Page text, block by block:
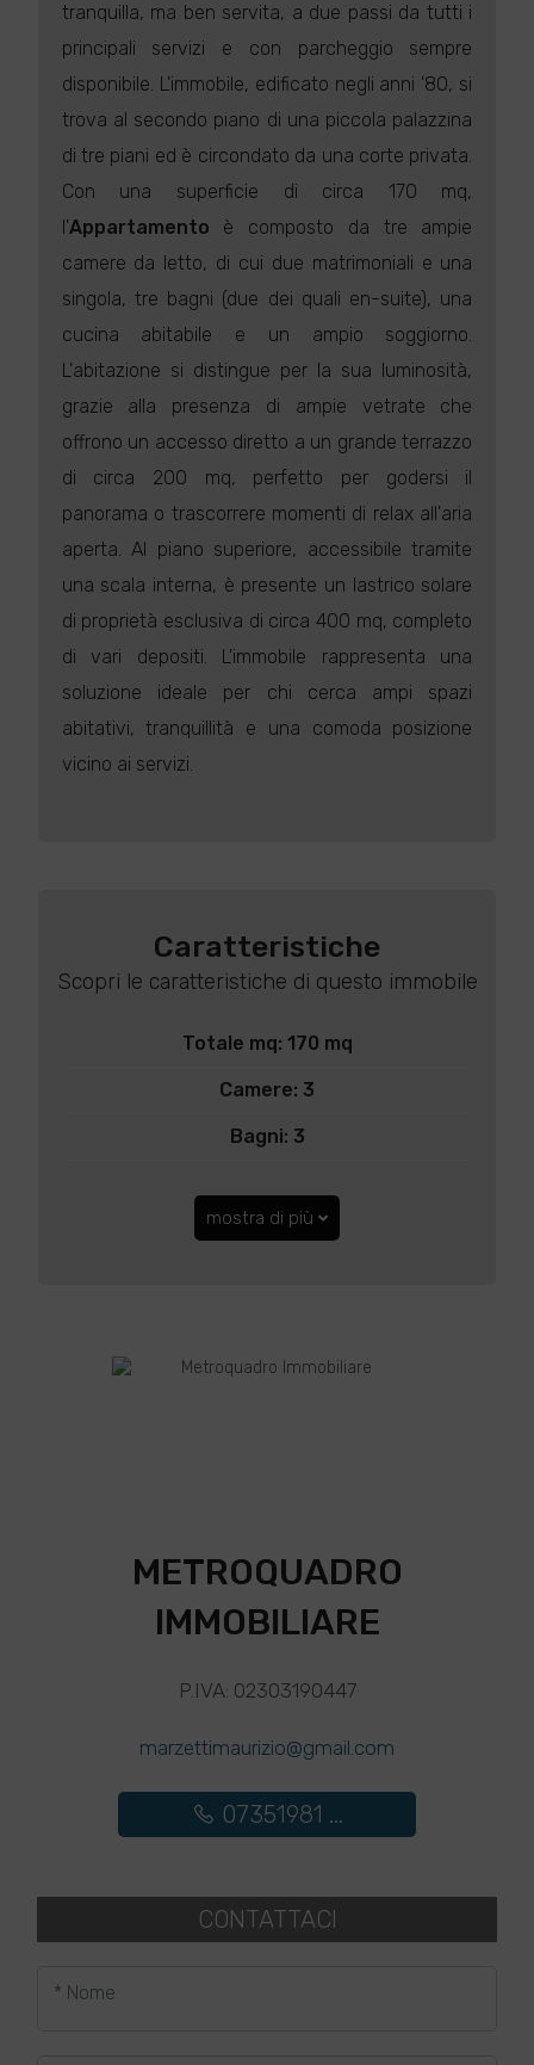
tranquilla, ma ben servita, a due passi da tutti i
principali servizi e con parcheggio sempre
disponibile. L'immobile, edificato negli anni '80, si
trova al secondo piano di una piccola palazzina
di tre piani ed è circondato da una corte privata.
Con una superficie di circa 170 mq,
l'Appartamento è composto da tre ampie
camere da letto, di cui due matrimoniali e una
singola, tre bagni (due dei quali en-suite), una
cucina abitabile e un ampio soggiorno.
L'abitazione si distingue per la sua luminosità,
grazie alla presenza di ampie vetrate che
offrono un accesso diretto a un grande terrazzo
di circa 200 mq, perfetto per godersi il
panorama o trascorrere momenti di relax all'aria
aperta. Al piano superiore, accessibile tramite
una scala interna, è presente un lastrico solare
di proprietà esclusiva di circa 400 mq, completo
di vari depositi. L'immobile rappresenta una
soluzione ideale per chi cerca ampi spazi
abitativi, tranquillità e una comoda posizione
vicino ai servizi.
Caratteristiche
Scopri le caratteristiche di questo immobile
Totale mq: 170 mq
Camere: 3
Bagni: 3
mostra di più
METROQUADRO
IMMOBILIARE
P.IVA: 02303190447
marzettimaurizio@gmail.com
07351981 ...
CONTATTACI
* Nome